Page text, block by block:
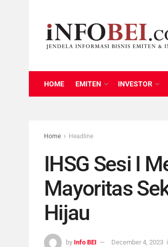
HOME EMITEN INVESTOR
Home Headline
IHSG Sesi I
Mayoritas
Hijau
by Info BEI December 4, 2023